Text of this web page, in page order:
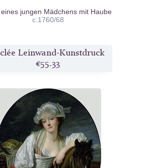
eines jungen Mädchens mit Haube
c.1760/68
Leinwand-Kunstdruck
€55.33